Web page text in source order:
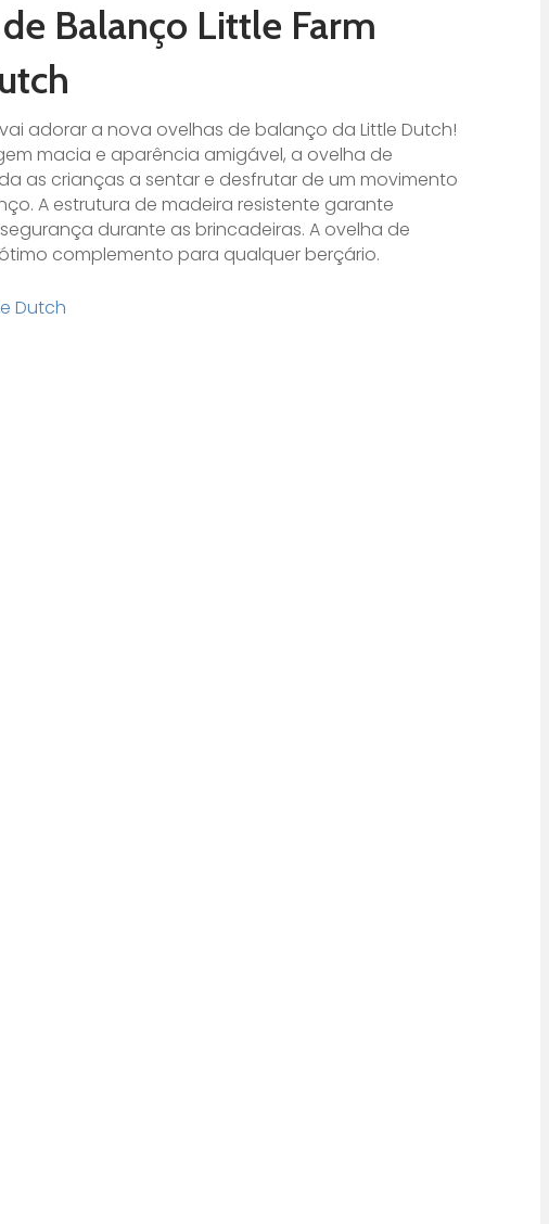
Balanço Little Farm
adorar a nova ovelhas de balanço da Little Dutch!
macia e aparência amigável, a ovelha de
as crianças a sentar e desfrutar de um movimento
A estrutura de madeira resistente garante
durante as brincadeiras. A ovelha de
complemento para qualquer berçário.
Dutch